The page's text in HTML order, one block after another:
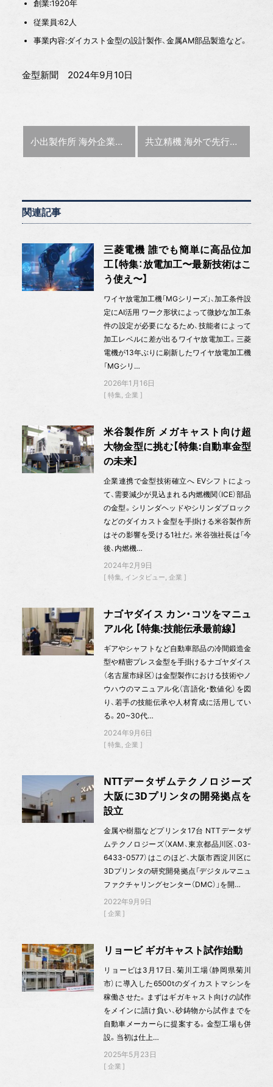
創業:1920年
従業員:62人
事業内容:ダイカスト金型の設計製作、金属AM部品製造など。
金型新聞 2024年9月10日
前の記事 :
小出製作所 海外企業との提携でギガに挑む【特集:ギガキャストの現在地】 次の記事 :
共立精機 海外で先行してギガに挑む【特集:ギガキャストの現在地】
関連記事
三菱電機 誰でも簡単に高品位加
工【特集：放電加工〜最新技術はこ
う使え〜】
ワイヤ放電加工機「MGシリーズ」、加工条件設
定にAI活用 ワーク形状によって微妙な加工条
件の設定が必要になるため、技能者によって
加工レベルに差が出るワイヤ放電加工。三菱
電機が13年ぶりに刷新したワイヤ放電加工機
「MGシリ…
2026年1月16日
特集 企業
米谷製作所 メガキャスト向け超
大物金型に挑む【特集:自動車金型
の未来】
企業連携で金型技術確立へ EVシフトによっ
て、需要減少が見込まれる内燃機関（ICE）部品
の金型。シリンダヘッドやシリンダブロック
などのダイカスト金型を手掛ける米谷製作所
はその影響を受ける1社だ。米谷強社長は「今
後、内燃機…
2024年2月9日
特集 インタビュー 企業
ナゴヤダイス カン・コツをマニュ
アル化 【特集:技能伝承最前線】
ギアやシャフトなど自動車部品の冷間鍛造金
型や精密プレス金型を手掛けるナゴヤダイス
（名古屋市緑区）は金型製作における技術やノ
ウハウのマニュアル化（言語化・数値化）を図
り、若手の技能伝承や人材育成に活用してい
る。20~30代…
2024年9月6日
特集 企業
NTTデータザムテクノロジーズ
大阪に3Dプリンタの開発拠点を
設立
金属や樹脂などプリンタ17台 NTTデータザ
ムテクノロジーズ（XAM、東京都品川区、03-
6433-0577）はこのほど、大阪市西淀川区に
3Dプリンタの研究開発拠点「デジタルマニュ
ファクチャリングセンター（DMC）」を開…
2022年9月9日
企業
リョービ ギガキャスト試作始動
リョービは3月17日、菊川工場（静岡県菊川
市）に導入した6500tのダイカストマシンを
稼働させた。まずはギガキャスト向けの試作
をメインに請け負い、砂鋳物から試作までを
自動車メーカーらに提案する。金型工場も併
設。当初は仕上…
2025年5月23日
企業